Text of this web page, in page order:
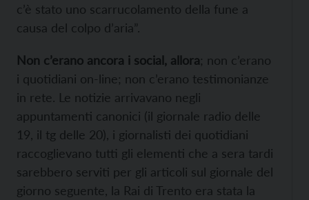
c’è stato uno scarrucolamento della fune a
causa del colpo d’aria”.
Non c’erano ancora i social, allora; non c’erano
i quotidiani on-line; non c’erano testimonianze
in rete. Le notizie arrivavano negli
appuntamenti canonici (il giornale radio delle
19, il tg delle 20), i giornalisti dei quotidiani
raccoglievano tutti gli elementi che a sera tardi
sarebbero serviti per gli articoli sul giornale del
giorno seguente, la Rai di Trento era stata la